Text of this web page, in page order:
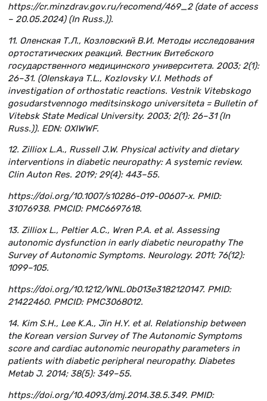
https://cr.minzdrav.gov.ru/recomend/469_2 (date of access
– 20.05.2024) (In Russ.)).
11. Оленская Т.Л., Козловский В.И. Методы исследования
ортостатических реакций. Вестник Витебского
государственного медицинского университета. 2003; 2(1):
26–31. (Olenskaya T.L., Kozlovsky V.I. Methods of
investigation of orthostatic reactions. Vestnik Vitebskogo
gosudarstvennogo meditsinskogo universiteta = Bulletin of
Vitebsk State Medical University. 2003; 2(1): 26–31 (In
Russ.)). EDN: OXIWWF.
12. Zilliox L.A., Russell J.W. Physical activity and dietary
interventions in diabetic neuropathy: A systemic review.
Clin Auton Res. 2019; 29(4): 443–55.
https://doi.org/10.1007/s10286-019-00607-x. PMID:
31076938. PMCID: PMC6697618.
13. Zilliox L., Peltier A.C., Wren P.A. et al. Assessing
autonomic dysfunction in early diabetic neuropathy The
Survey of Autonomic Symptoms. Neurology. 2011; 76(12):
1099–105.
https://doi.org/10.1212/WNL.0b013e3182120147. PMID:
21422460. PMCID: PMC3068012.
14. Kim S.H., Lee K.A., Jin H.Y. et al. Relationship between
the Korean version Survey of The Autonomic Symptoms
score and cardiac autonomic neuropathy parameters in
patients with diabetic peripheral neuropathy. Diabetes
Metab J. 2014; 38(5): 349–55.
https://doi.org/10.4093/dmj.2014.38.5.349. PMID: